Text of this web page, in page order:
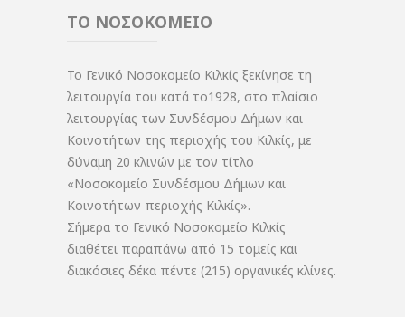
ΤΟ ΝΟΣΟΚΟΜΕΙΟ
Το Γενικό Νοσοκομείο Κιλκίς ξεκίνησε τη
λειτουργία του κατά το1928, στο πλαίσιο
λειτουργίας των Συνδέσμου Δήμων και
Κοινοτήτων της περιοχής του Κιλκίς, με
δύναμη 20 κλινών με τον τίτλο
«Νοσοκομείο Συνδέσμου Δήμων και
Κοινοτήτων περιοχής Κιλκίς».
Σήμερα το Γενικό Νοσοκομείο Κιλκίς
διαθέτει παραπάνω από 15 τομείς και
διακόσιες δέκα πέντε (215) οργανικές κλίνες.